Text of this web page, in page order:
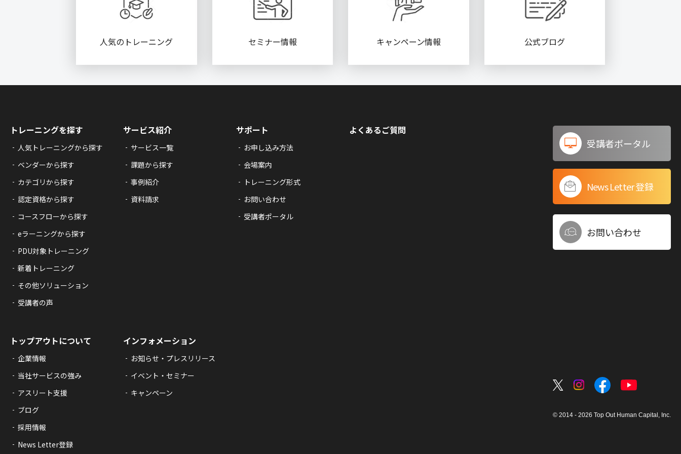
人気のトレーニング セミナー情報 キャンペーン情報 公式ブログ
トレーニングを探す
人気トレーニングから探す
ベンダーから探す
カテゴリから探す
認定資格から探す
コースフローから探す
eラーニングから探す
PDU対象トレーニング
新着トレーニング
その他ソリューション
受講者の声
サービス紹介
サービス一覧
課題から探す
事例紹介
資料請求
サポート
お申し込み方法
会場案内
トレーニング形式
お問い合わせ
受講者ポータル
よくあるご質問
トップアウトについて
企業情報
当社サービスの強み
アスリート支援
ブログ
採用情報
News Letter登録
インフォメーション
お知らせ・プレスリリース
イベント・セミナー
キャンペーン
受講者ポータル
News Letter 登録
お問い合わせ
© 2014 - 2026 Top Out Human Capital, Inc.